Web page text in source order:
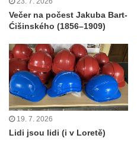
Večer na počest Jakuba Bart-
Ćišinského (1856–1909)
19. 7. 2026
Lidi jsou lidi (i v Loretě)